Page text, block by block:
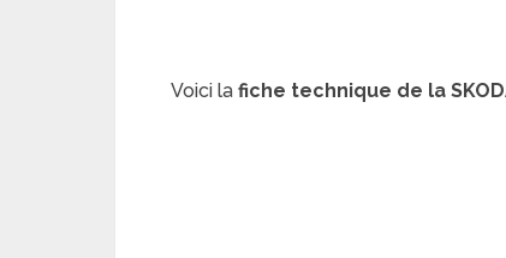
Voici la fiche technique de la